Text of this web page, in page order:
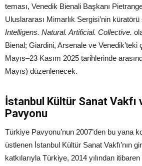
teması, Venedik Bienali Başkanı
Uluslararası Mimarlık Sergisi’nin
Intelligens. Natural. Artificial. Collective.
Bienal; Giardini, Arsenale ve
Mayıs–23 Kasım 2025 tarihlerinde
Mayıs) düzenlenecek.
İstanbul Kültür Sanat Vakfı
Pavyonu
Türkiye Pavyonu’nun 2007’den bu yana
üstlenen İstanbul Kültür Sanat Vakfı’nın
katkılarıyla Türkiye, 2014 yılından